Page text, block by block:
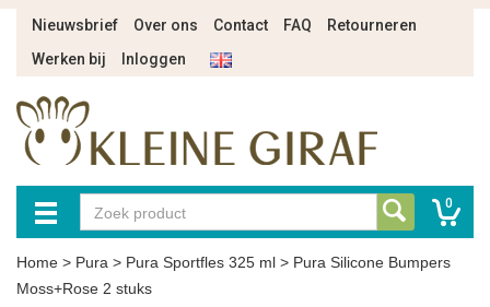
Nieuwsbrief Over ons Contact FAQ
Retourneren
Werken bij
Inloggen
0
Home > Pura > Pura Sportfles 325 ml > Pura Silicone Bumpers
Moss+Rose 2 stuks